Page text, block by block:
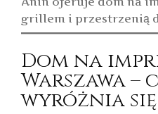
grillem i przestrzenią
Dom na
Warszawa –
wyróżnia